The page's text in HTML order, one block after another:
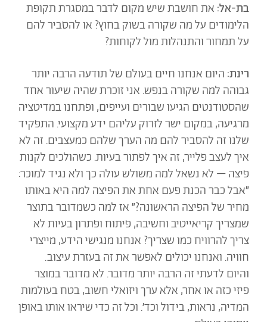
בת-אל: את חושבת שיש מקום לדבר במסגרת תקופת
הלימודים על מה שקורה בשוק בחוץ? או להסביר להם
על תמחור והתנהלות מול לקוחות?
רינת: היום אנחנו חיים בעולם של תודעה הרבה יותר
גבוהה למה שקורה בנפש. אני זוכרת שהיה שיעור אחד
שהסטודנטים הגיעו שבורים ועייפים, ופתחנו במדיטציה
מרגיעה, במקום ישר לזרוק עליהם ידע מקצועי. התפקיד
שלנו זה להסביר להם מה הערך שלהם כמעצבים. זה לא
איך לעצב פלייר, זה איך לפתור בעיות. כשהולכים לקנות
פיצה – לא נשאל למה משולש עולה כך ולא נגיד למוכר:
״אבל כבר הכנת פעם אחת את הפיצה למה היא באותו
מחיר של הפיצה הראשונה?״ אז למה כשמדובר בתוצר
שמצריך קריאייטיב וחשיבה, פיתוח ופתרון בעיות לא
צריך להרוויח כמו שצריך? אנחנו מנגישי הידע, מייצרי
חוויה. ואנחנו יכולים לאפשר את זה בעזרת עיצוב.
והיום לדעתי זה הרבה יותר מדובר. לא מדובר במוצר
פיזי כזה או אחר, אלא ערך ויזואלי חשוב, בטח בעולמות
המדיה, נראות, בידול וכד׳. וכל זה כדי שיראו אותו באופן